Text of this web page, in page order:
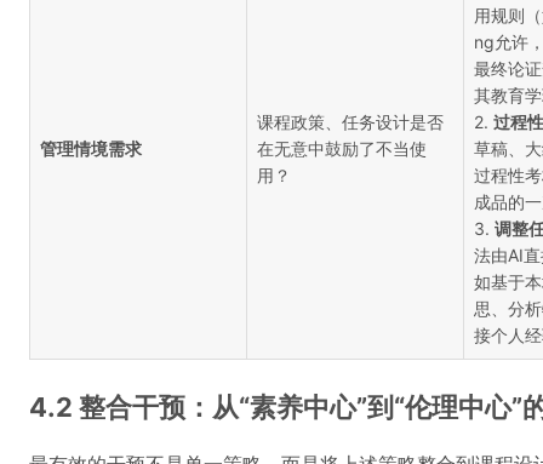
管理情境需求
课程政策、任务设计是否
在无意中鼓励了不当使
用？
用规则
ng允许
最终论
其教育
2. 过程
草稿、
过程性
成品的
3. 调整
法由AI
如基于
思、分
接个人
4.2 整合干预：从“素养中心”到“伦理中心”